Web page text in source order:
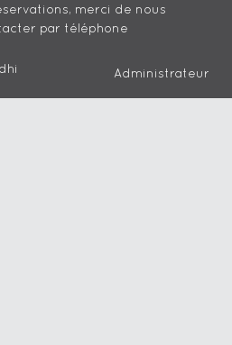
merci de nous
par téléphone
Administrateur